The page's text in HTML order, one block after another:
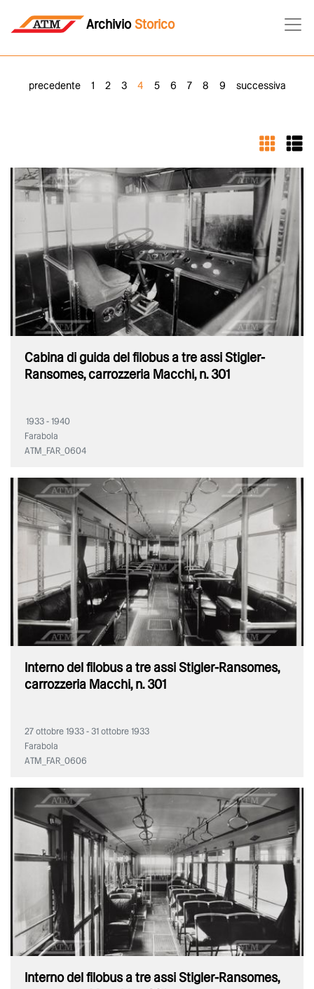
Archivio Storico
precedente 1 2 3 4 5 6 7 8 9 successiva
Cabina di guida del filobus a tre assi Stigler-
Ransomes, carrozzeria Macchi, n. 301
1933 - 1940
Farabola
ATM_FAR_0604
Interno del filobus a tre assi Stigler-Ransomes,
carrozzeria Macchi, n. 301
27 ottobre 1933 - 31 ottobre 1933
Farabola
ATM_FAR_0606
Interno del filobus a tre assi Stigler-Ransomes,